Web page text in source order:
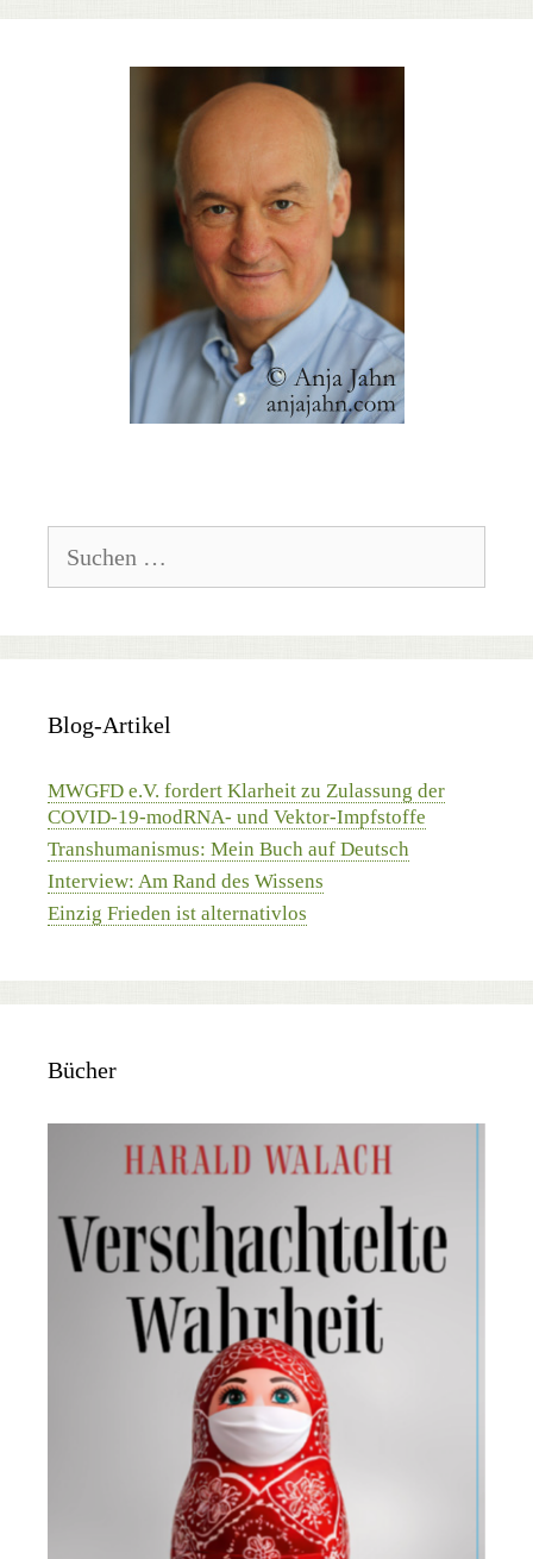
nach:
Blog-Artikel
MWGFD e.V. fordert Klarheit zu Zulassung der
COVID-19-modRNA- und Vektor-Impfstoffe
Transhumanismus: Mein Buch auf Deutsch
Interview: Am Rand des Wissens
Einzig Frieden ist alternativlos
Bücher